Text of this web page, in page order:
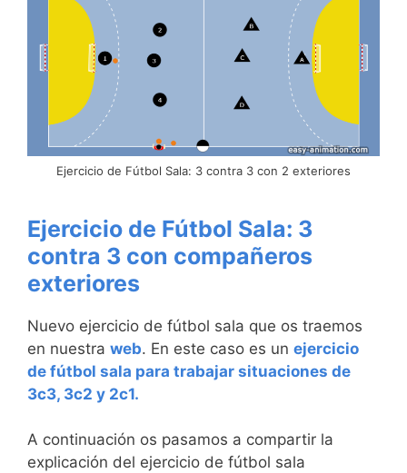
Ejercicio de Fútbol Sala: 3 contra 3 con 2 exteriores
Ejercicio de Fútbol Sala: 3
contra 3 con compañeros
exteriores
Nuevo ejercicio de fútbol sala que os traemos
en nuestra web. En este caso es un ejercicio
de fútbol sala para trabajar situaciones de
3c3, 3c2 y 2c1.
A continuación os pasamos a compartir la
explicación del ejercicio de fútbol sala